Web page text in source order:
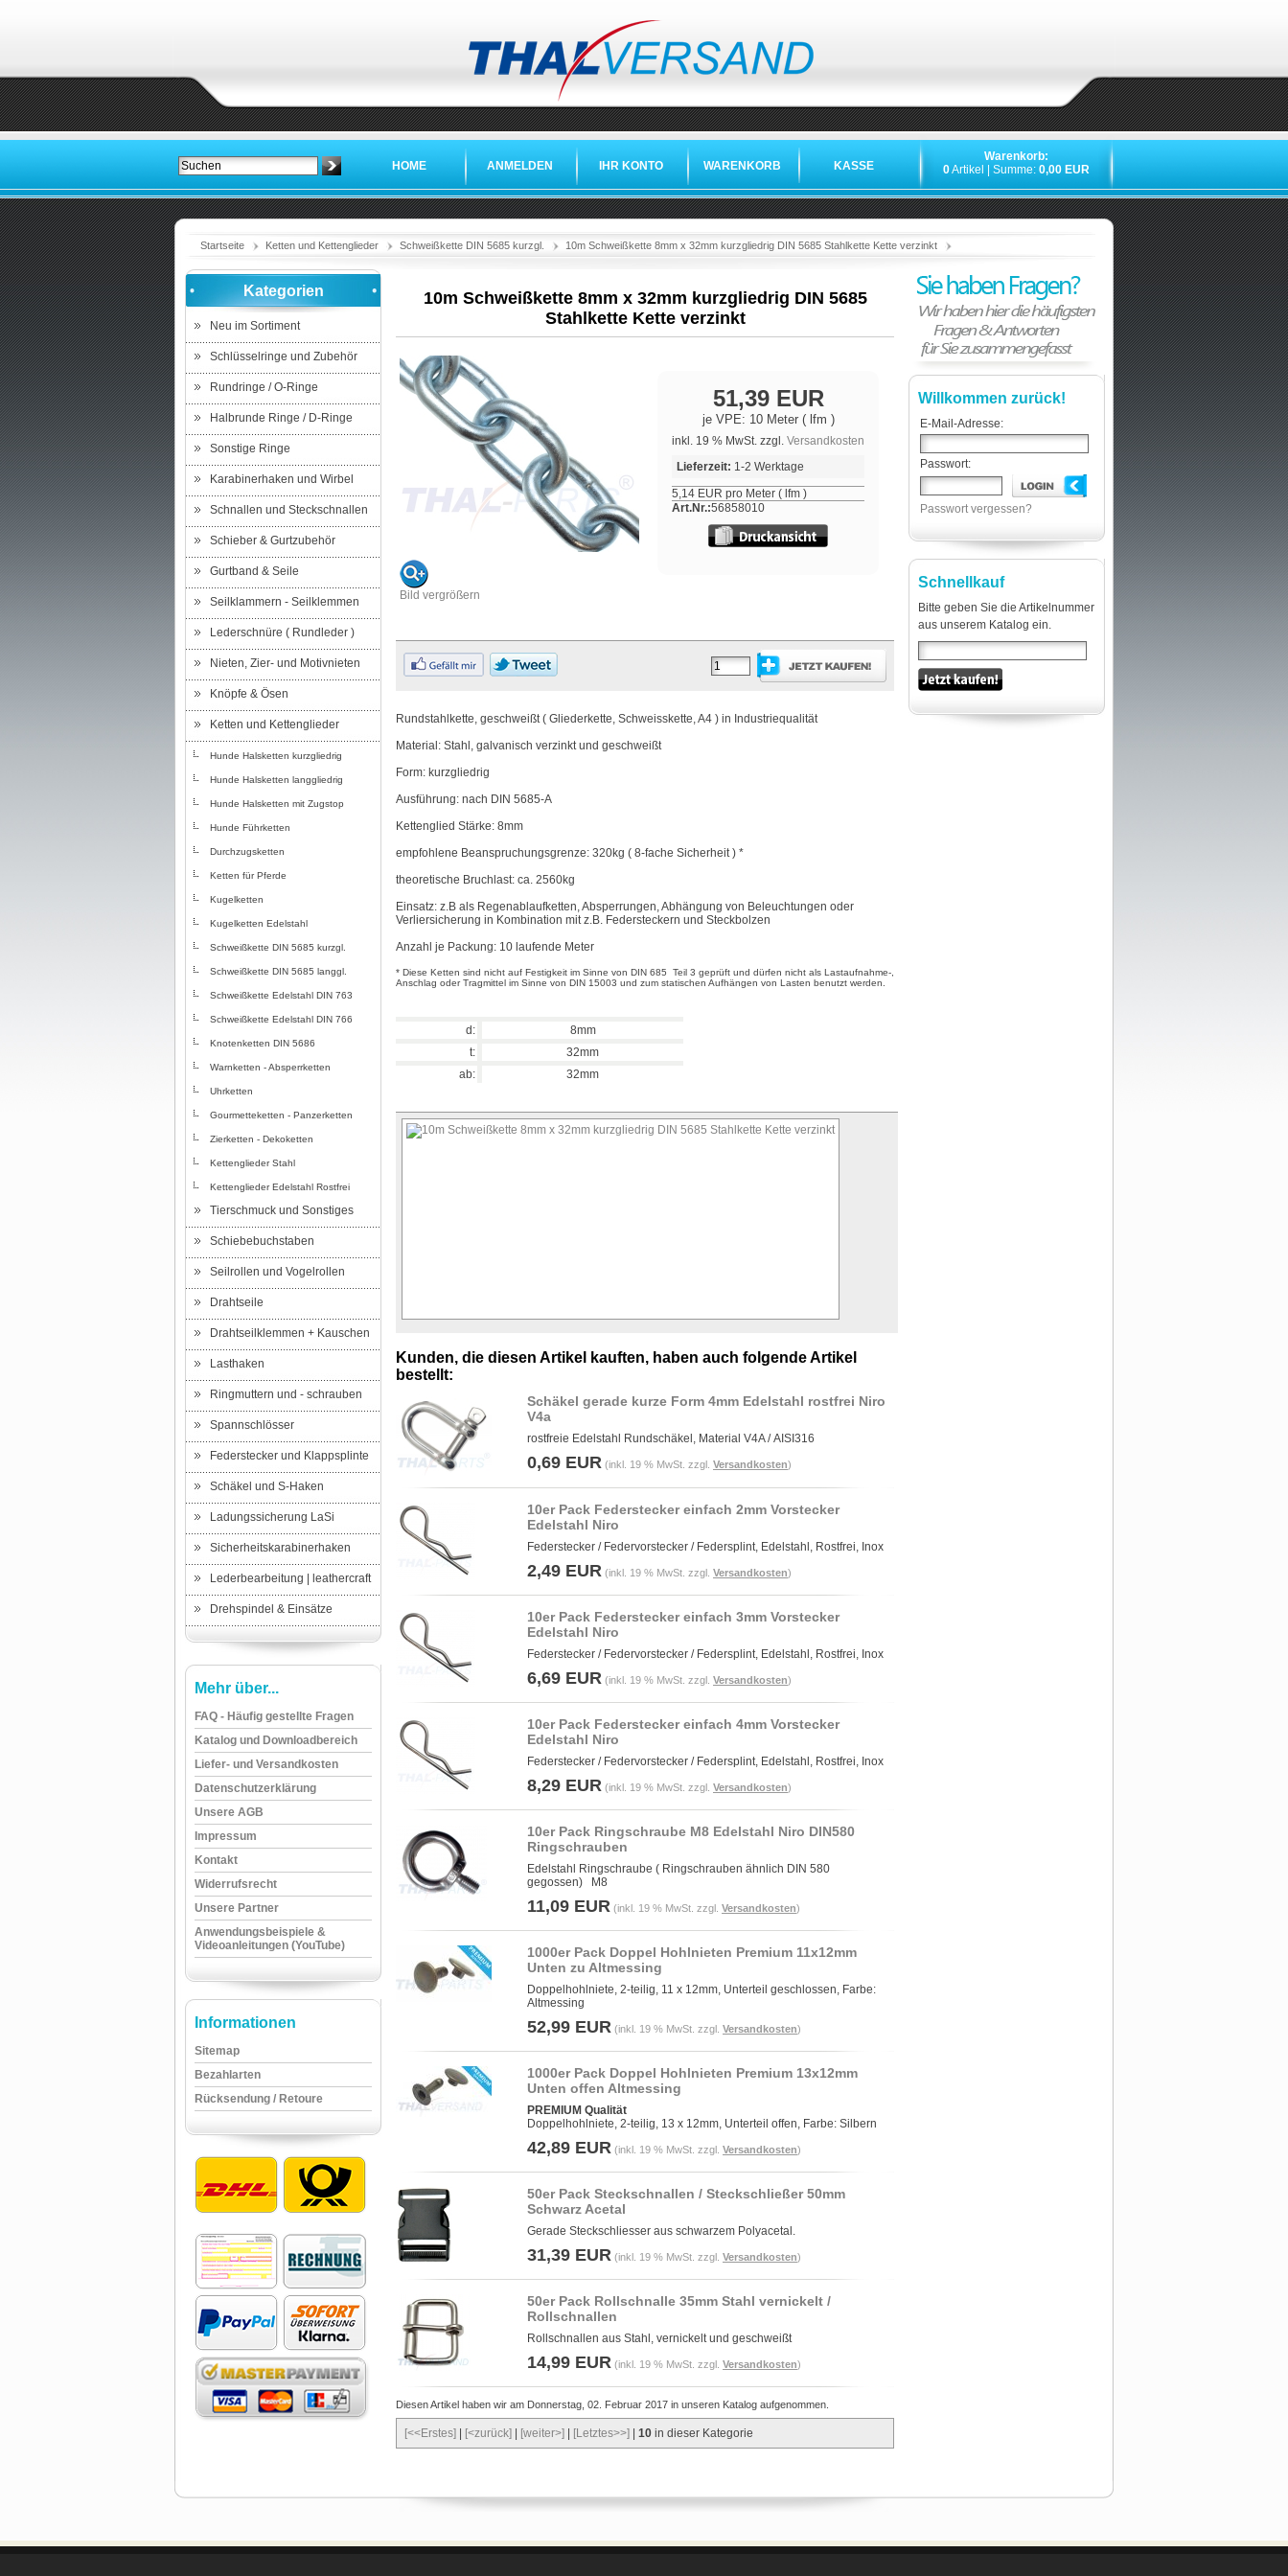
HOME ANMELDEN IHR KONTO WARENKORB KASSE
Warenkorb:
0Artikel | Summe: 0,00 EUR
Startseite Ketten und Kettenglieder Schweißkette DIN 5685 kurzgl. 10m Schweißkette 8mm x 32mm kurzgliedrig DIN 5685 Stahlkette Kette verzinkt
Kategorien
Neu im Sortiment
Schlüsselringe und Zubehör
Rundringe / O-Ringe
Halbrunde Ringe / D-Ringe
Sonstige Ringe
Karabinerhaken und Wirbel
Schnallen und Steckschnallen
Schieber & Gurtzubehör
Gurtband & Seile
Seilklammern - Seilklemmen
Lederschnüre ( Rundleder )
Nieten, Zier- und Motivnieten
Knöpfe & Ösen
Ketten und Kettenglieder
Hunde Halsketten kurzgliedrig
Hunde Halsketten langgliedrig
Hunde Halsketten mit Zugstop
Hunde Führketten
Durchzugsketten
Ketten für Pferde
Kugelketten
Kugelketten Edelstahl
Schweißkette DIN 5685 kurzgl.
Schweißkette DIN 5685 langgl.
Schweißkette Edelstahl DIN 763
Schweißkette Edelstahl DIN 766
Knotenketten DIN 5686
Warnketten - Absperrketten
Uhrketten
Gourmetteketten - Panzerketten
Zierketten - Dekoketten
Kettenglieder Stahl
Kettenglieder Edelstahl Rostfrei
Tierschmuck und Sonstiges
Schiebebuchstaben
Seilrollen und Vogelrollen
Drahtseile
Drahtseilklemmen + Kauschen
Lasthaken
Ringmuttern und - schrauben
Spannschlösser
Federstecker und Klappsplinte
Schäkel und S-Haken
Ladungssicherung LaSi
Sicherheitskarabinerhaken
Lederbearbeitung | leathercraft
Drehspindel & Einsätze
Mehr über...
FAQ - Häufig gestellte Fragen
Katalog und Downloadbereich
Liefer- und Versandkosten
Datenschutzerklärung
Unsere AGB
Impressum
Kontakt
Widerrufsrecht
Unsere Partner
Anwendungsbeispiele &
Videoanleitungen (YouTube)
Informationen
Sitemap
Bezahlarten
Rücksendung / Retoure
10m Schweißkette 8mm x 32mm kurzgliedrig DIN 5685
Stahlkette Kette verzinkt
Bild vergrößern
51,39 EUR
je VPE: 10 Meter ( lfm )
inkl. 19 % MwSt. zzgl. Versandkosten
Lieferzeit: 1-2 Werktage
5,14 EUR pro Meter ( lfm )
Art.Nr.:56858010
Rundstahlkette, geschweißt ( Gliederkette, Schweisskette, A4 ) in Industriequalität
Material: Stahl, galvanisch verzinkt und geschweißt
Form: kurzgliedrig
Ausführung: nach DIN 5685-A
Kettenglied Stärke: 8mm
empfohlene Beanspruchungsgrenze: 320kg ( 8-fache Sicherheit ) *
theoretische Bruchlast: ca. 2560kg
Einsatz: z.B als Regenablaufketten, Absperrungen, Abhängung von Beleuchtungen oder
Verliersicherung in Kombination mit z.B. Federsteckern und Steckbolzen
Anzahl je Packung: 10 laufende Meter
* Diese Ketten sind nicht auf Festigkeit im Sinne von DIN 685 Teil 3 geprüft und dürfen nicht als Lastaufnahme-,
Anschlag oder Tragmittel im Sinne von DIN 15003 und zum statischen Aufhängen von Lasten benutzt werden.
d:
8mm
t:
32mm
ab:
32mm
Kunden, die diesen Artikel kauften, haben auch folgende Artikel
bestellt:
Schäkel gerade kurze Form 4mm Edelstahl rostfrei Niro
V4a
rostfreie Edelstahl Rundschäkel, Material V4A / AISI316
0,69 EUR (inkl. 19 % MwSt. zzgl. Versandkosten)
10er Pack Federstecker einfach 2mm Vorstecker
Edelstahl Niro
Federstecker / Federvorstecker / Federsplint, Edelstahl, Rostfrei, Inox
2,49 EUR (inkl. 19 % MwSt. zzgl. Versandkosten)
10er Pack Federstecker einfach 3mm Vorstecker
Edelstahl Niro
Federstecker / Federvorstecker / Federsplint, Edelstahl, Rostfrei, Inox
6,69 EUR (inkl. 19 % MwSt. zzgl. Versandkosten)
10er Pack Federstecker einfach 4mm Vorstecker
Edelstahl Niro
Federstecker / Federvorstecker / Federsplint, Edelstahl, Rostfrei, Inox
8,29 EUR (inkl. 19 % MwSt. zzgl. Versandkosten)
10er Pack Ringschraube M8 Edelstahl Niro DIN580
Ringschrauben
Edelstahl Ringschraube ( Ringschrauben ähnlich DIN 580
gegossen) M8
11,09 EUR (inkl. 19 % MwSt. zzgl. Versandkosten)
1000er Pack Doppel Hohlnieten Premium 11x12mm
Unten zu Altmessing
Doppelhohlniete, 2-teilig, 11 x 12mm, Unterteil geschlossen, Farbe:
Altmessing
52,99 EUR (inkl. 19 % MwSt. zzgl. Versandkosten)
1000er Pack Doppel Hohlnieten Premium 13x12mm
Unten offen Altmessing
PREMIUM Qualität
Doppelhohlniete, 2-teilig, 13 x 12mm, Unterteil offen, Farbe: Silbern
42,89 EUR (inkl. 19 % MwSt. zzgl. Versandkosten)
50er Pack Steckschnallen / Steckschließer 50mm
Schwarz Acetal
Gerade Steckschliesser aus schwarzem Polyacetal.
31,39 EUR (inkl. 19 % MwSt. zzgl. Versandkosten)
50er Pack Rollschnalle 35mm Stahl vernickelt /
Rollschnallen
Rollschnallen aus Stahl, vernickelt und geschweißt
14,99 EUR (inkl. 19 % MwSt. zzgl. Versandkosten)
Diesen Artikel haben wir am Donnerstag, 02. Februar 2017 in unseren Katalog aufgenommen.
[<<Erstes] [<zurück] [weiter>] [Letztes>>] 10 in dieser Kategorie
Willkommen zurück!
E-Mail-Adresse:
Passwort:
Passwort vergessen?
Schnellkauf
Bitte geben Sie die Artikelnummer
aus unserem Katalog ein.